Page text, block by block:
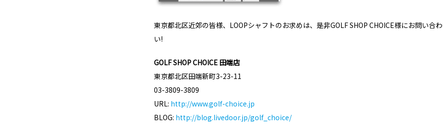
東京都北区近郊の皆様、LOOPシャフトのお求めは、是非GOLF SHOP CHOICE様にお問い合
い!
GOLF SHOP CHOICE 田端店
東京都北区田端新町3-23-11
03-3809-3809
URL: http://www.golf-choice.jp
BLOG: http://blog.livedoor.jp/golf_choice/